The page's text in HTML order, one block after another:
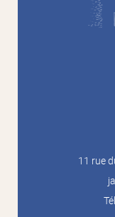
11 rue